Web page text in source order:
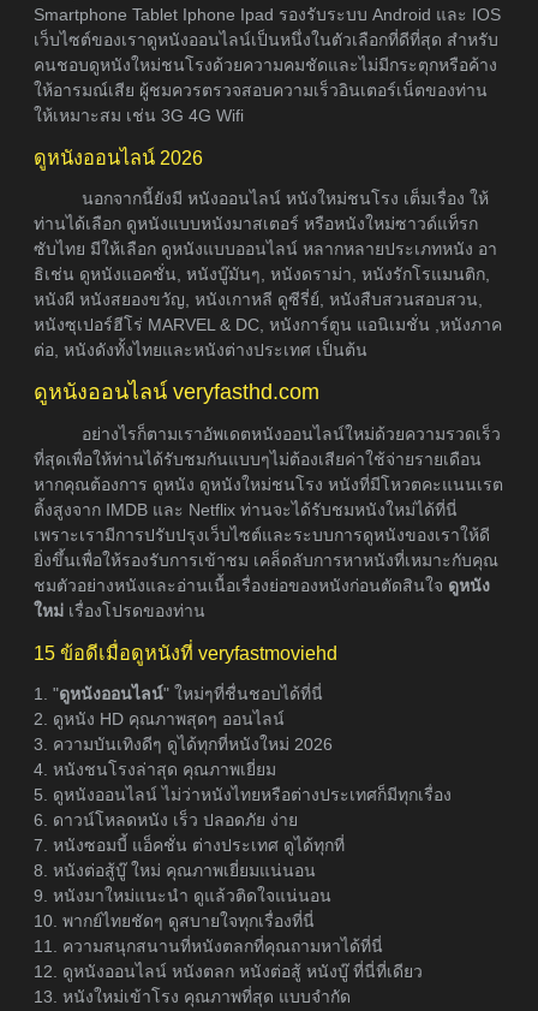
Smartphone Tablet Iphone Ipad รองรับระบบ Android และ IOS
เว็บไซต์ของเราดูหนังออนไลน์เป็นหนึ่งในตัวเลือกที่ดีที่สุด สำหรับ
คนชอบดูหนังใหม่ชนโรงด้วยความคมชัดและไม่มีกระตุกหรือค้าง
ให้อารมณ์เสีย ผู้ชมควรตรวจสอบความเร็วอินเตอร์เน็ตของท่าน
ให้เหมาะสม เช่น 3G 4G Wifi
ดูหนังออนไลน์ 2026
นอกจากนี้ยังมี หนังออนไลน์ หนังใหม่ชนโรง เต็มเรื่อง ให้
ท่านได้เลือก ดูหนังแบบหนังมาสเตอร์ หรือหนังใหม่ซาวด์แท็รก
ซับไทย มีให้เลือก ดูหนังแบบออนไลน์ หลากหลายประเภทหนัง อา
ธิเช่น ดูหนังแอคชั่น, หนังบู๊มันๆ, หนังดราม่า, หนังรักโรแมนติก,
หนังผี หนังสยองขวัญ, หนังเกาหลี ดูซีรี่ย์, หนังสืบสวนสอบสวน,
หนังซุเปอร์ฮีโร่ MARVEL & DC, หนังการ์ตูน แอนิเมชั่น ,หนังภาค
ต่อ, หนังดังทั้งไทยและหนังต่างประเทศ เป็นต้น
ดูหนังออนไลน์ veryfasthd.com
อย่างไรก็ตามเราอัพเดตหนังออนไลน์ใหม่ด้วยความรวดเร็ว
ที่สุดเพื่อให้ท่านได้รับชมกันแบบๆไม่ต้องเสียค่าใช้จ่ายรายเดือน
หากคุณต้องการ ดูหนัง ดูหนังใหม่ชนโรง หนังที่มีโหวตคะแนนเรต
ติ้งสูงจาก IMDB และ Netflix ท่านจะได้รับชมหนังใหม่ได้ที่นี่
เพราะเรามีการปรับปรุงเว็บไซต์และระบบการดูหนังของเราให้ดี
ยิ่งขึ้นเพื่อให้รองรับการเข้าชม เคล็ดลับการหาหนังที่เหมาะกับคุณ
ชมตัวอย่างหนังและอ่านเนื้อเรื่องย่อของหนังก่อนตัดสินใจ ดูหนัง
ใหม่ เรื่องโปรดของท่าน
15 ข้อดีเมื่อดูหนังที่ veryfastmoviehd
1. "ดูหนังออนไลน์" ใหม่ๆที่ชื่นชอบได้ที่นี่
2. ดูหนัง HD คุณภาพสุดๆ ออนไลน์
3. ความบันเทิงดีๆ ดูได้ทุกที่หนังใหม่ 2026
4. หนังชนโรงล่าสุด คุณภาพเยี่ยม
5. ดูหนังออนไลน์ ไม่ว่าหนังไทยหรือต่างประเทศก็มีทุกเรื่อง
6. ดาวน์โหลดหนัง เร็ว ปลอดภัย ง่าย
7. หนังซอมบี้ แอ็คชั่น ต่างประเทศ ดูได้ทุกที่
8. หนังต่อสู้บู๊ ใหม่ คุณภาพเยี่ยมแน่นอน
9. หนังมาใหม่แนะนำ ดูแล้วติดใจแน่นอน
10. พากย์ไทยชัดๆ ดูสบายใจทุกเรื่องที่นี่
11. ความสนุกสนานที่หนังตลกที่คุณถามหาได้ที่นี่
12. ดูหนังออนไลน์ หนังตลก หนังต่อสู้ หนังบู๊ ที่นี่ที่เดียว
13. หนังใหม่เข้าโรง คุณภาพที่สุด แบบจำกัด